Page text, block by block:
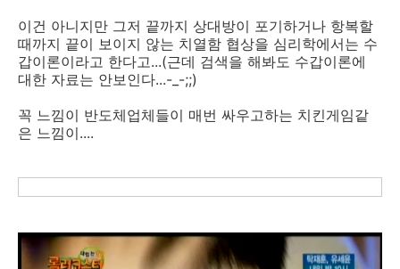
이건 아니지만 그저 끝까지 상대방이 포기하거나 항복할
때까지 끝이 보이지 않는 치열함 협상을 심리학에서는 수
갑이론이라고 한다고...(근데 검색을 해봐도 수갑이론에
대한 자료는 안보인다...-_-;;)
꼭 느낌이 반도체업체들이 매번 싸우고하는 치킨게임같
은 느낌이....